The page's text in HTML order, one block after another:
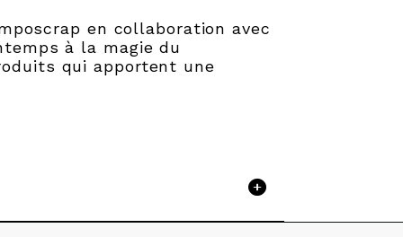
en collaboration avec
à la magie du
qui apportent une